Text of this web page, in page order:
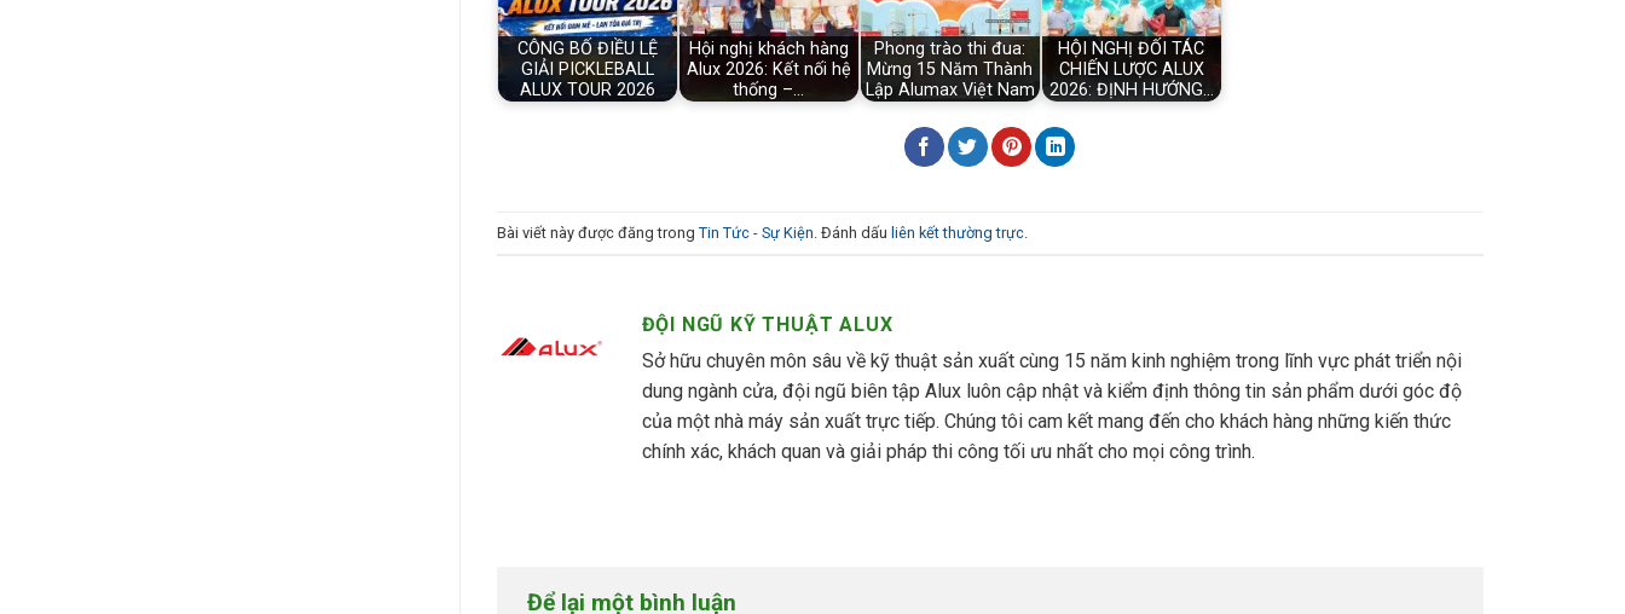
CÔNG BỐ ĐIỀU LỆ
GIẢI PICKLEBALL
ALUX TOUR 2026
Hội nghị khách hàng
Alux 2026: Kết nối hệ
thống –…
Phong trào thi đua:
Mừng 15 Năm Thành
Lập Alumax Việt Nam
HỘI NGHỊ ĐỐI TÁC
CHIẾN LƯỢC ALUX
2026: ĐỊNH HƯỚNG…
Bài viết này được đăng trong Tin Tức - Sự Kiện . Đánh dấu liên kết thường trực.
ĐỘI NGŨ KỸ THUẬT ALUX
Sở hữu chuyên môn sâu về kỹ thuật sản xuất cùng 15 năm kinh nghiệm trong lĩnh vực phát triển nội
dung ngành cửa, đội ngũ biên tập Alux luôn cập nhật và kiểm định thông tin sản phẩm dưới góc độ
của một nhà máy sản xuất trực tiếp. Chúng tôi cam kết mang đến cho khách hàng những kiến thức
chính xác, khách quan và giải pháp thi công tối ưu nhất cho mọi công trình.
Để lại một bình luận